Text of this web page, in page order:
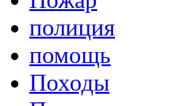
полиция
помощь
Походы